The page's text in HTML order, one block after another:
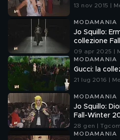
13 nov 2015 |
MODAMANIA
Jo Squillo:
collezione
09 apr 2025 |
MODAMANIA
Gucci: la
21 lug 2016 |
MODAMANIA
Jo Squillo:
Fall-Winter
28 gen |
MODAMANIA